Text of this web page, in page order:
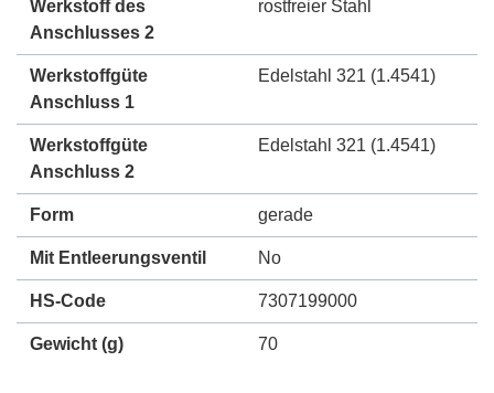
Werkstoff des
Anschlusses 2
rostfreier Stahl
Werkstoffgüte
Anschluss 1
Edelstahl 321 (1.4541)
Werkstoffgüte
Anschluss 2
Edelstahl 321 (1.4541)
Form gerade
Mit Entleerungsventil No
HS-Code 7307199000
Gewicht (g) 70